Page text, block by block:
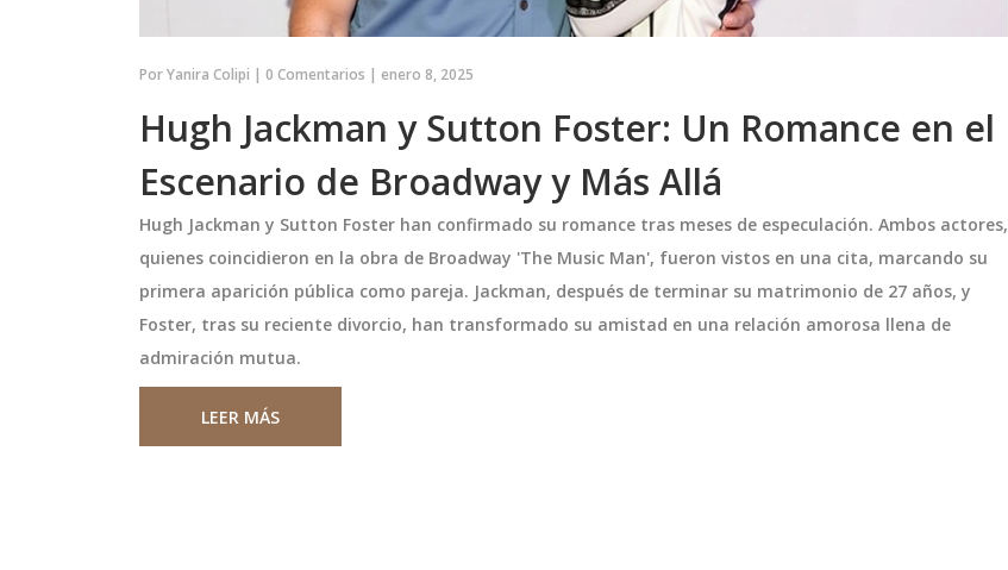
PorYanira Colipi | 0 Comentarios | enero 8, 2025
Hugh Jackman y Sutton Foster: Un Romance en el
Escenario de Broadway y Más Allá
Hugh Jackman y Sutton Foster han confirmado su romance tras meses de especulación. Ambos actores,
quienes coincidieron en la obra de Broadway 'The Music Man', fueron vistos en una cita, marcando su
primera aparición pública como pareja. Jackman, después de terminar su matrimonio de 27 años, y
Foster, tras su reciente divorcio, han transformado su amistad en una relación amorosa llena de
admiración mutua.
LEER MÁS
CLIMA
Pronostican lluvias en
de 2025 con temperaturas al
alza
Monterrey vivirá un cambio de clima
desde el 21 de abril de 2025, con lluvias
POLÍTICA